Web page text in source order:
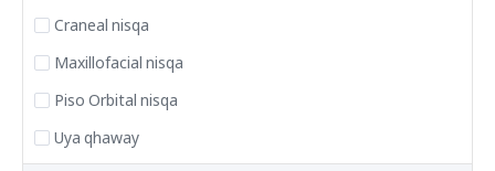
Craneal nisqa
Maxillofacial nisqa
Piso Orbital nisqa
Uya qhaway